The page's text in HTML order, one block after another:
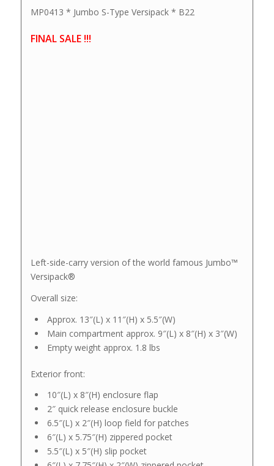
MP0413 * Jumbo S-Type Versipack * B22
FINAL SALE !!!
Left-side-carry version of the world famous Jumbo™
Versipack®
Overall size:
Approx. 13″(L) x 11″(H) x 5.5″(W)
Main compartment approx. 9″(L) x 8″(H) x 3″(W)
Empty weight approx. 1.8 lbs
Exterior front:
10″(L) x 8″(H) enclosure flap
2″ quick release enclosure buckle
6.5″(L) x 2″(H) loop field for patches
6″(L) x 5.75″(H) zippered pocket
5.5″(L) x 5″(H) slip pocket